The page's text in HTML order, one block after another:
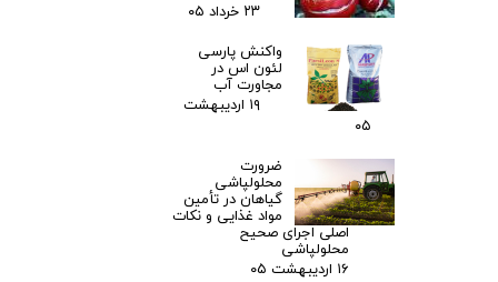
۲۳ خرداد ۰۵
واکنش پارسی
لئون اس در
مجاورت آب
۱۹ اردیبهشت
۰۵
ضرورت
محلولپاشی
گیاهان در تأمین
مواد غذایی و نکات
اصلی اجرای صحیح
محلولپاشی
۱۶ اردیبهشت ۰۵